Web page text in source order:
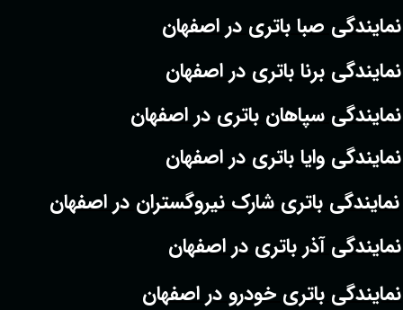
نمایندگی صبا باتری در اصفهان
نمایندگی برنا باتری در اصفهان
نمایندگی سپاهان باتری در اصفهان
نمایندگی وایا باتری در اصفهان
نمایندگی آذر باتری در اصفهان
نمایندگی باتری شارک نیروگستران در اصفهان
نمایندگی باتری خودرو در اصفهان